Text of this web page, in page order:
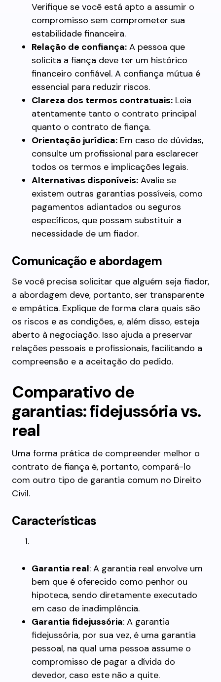
Verifique se você está apto a assumir o
compromisso sem comprometer sua
estabilidade financeira.
Relação de confiança: A pessoa que
solicita a fiança deve ter um histórico
financeiro confiável. A confiança mútua é
essencial para reduzir riscos.
Clareza dos termos contratuais: Leia
atentamente tanto o contrato principal
quanto o contrato de fiança.
Orientação jurídica: Em caso de dúvidas,
consulte um profissional para esclarecer
todos os termos e implicações legais.
Alternativas disponíveis: Avalie se
existem outras garantias possíveis, como
pagamentos adiantados ou seguros
específicos, que possam substituir a
necessidade de um fiador.
Comunicação e abordagem
Se você precisa solicitar que alguém seja fiador,
a abordagem deve, portanto, ser transparente
e empática. Explique de forma clara quais são
os riscos e as condições, e, além disso, esteja
aberto à negociação. Isso ajuda a preservar
relações pessoais e profissionais, facilitando a
compreensão e a aceitação do pedido.
Comparativo de
garantias: fidejussória vs.
real
Uma forma prática de compreender melhor o
contrato de fiança é, portanto, compará-lo
com outro tipo de garantia comum no Direito
Civil.
Características
Garantia real: A garantia real envolve um
bem que é oferecido como penhor ou
hipoteca, sendo diretamente executado
em caso de inadimplência.
Garantia fidejussória: A garantia
fidejussória, por sua vez, é uma garantia
pessoal, na qual uma pessoa assume o
compromisso de pagar a dívida do
devedor, caso este não a quite.